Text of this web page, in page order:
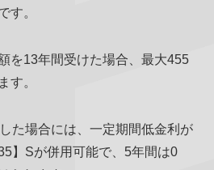
す。
を13年間受けた場合、最大455
す。
た場合には、一定期間低金利が
】Sが併用可能で、5年間は0